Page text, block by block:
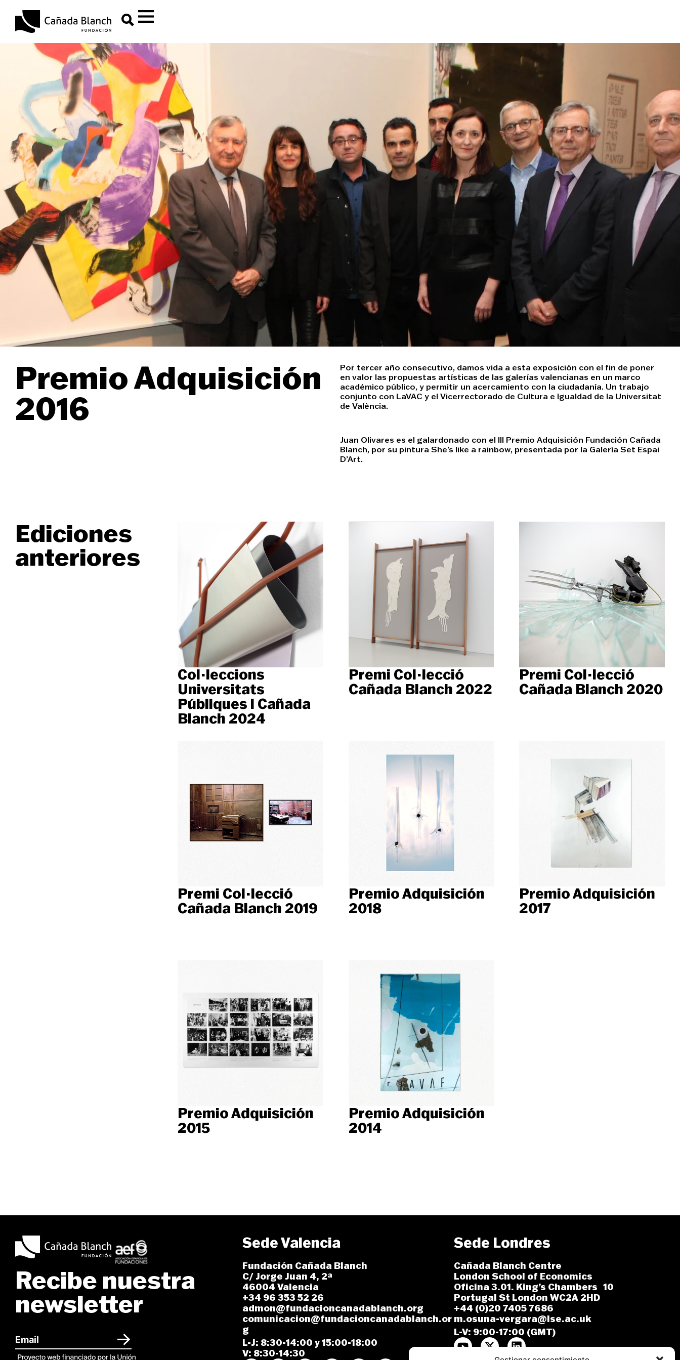
Premio Adquisición
2016
Por tercer año consecutivo, damos vida a esta exposición con el fin de poner
en valor las propuestas artísticas de las galerías valencianas en un marco
académico público, y permitir un acercamiento con la ciudadanía. Un trabajo
conjunto con LaVAC y el Vicerrectorado de Cultura e Igualdad de la Universitat
de València.
Juan Olivares es el galardonado con el III Premio Adquisición Fundación Cañada
Blanch, por su pintura She’s like a rainbow, presentada por la Galería Set Espai
D’Art.
Ediciones
anteriores
Col·leccions
Universitats
Públiques i Cañada
Blanch 2024
Premi Col·lecció
Cañada Blanch 2022
Premi Col·lecció
Cañada Blanch 2020
Premi Col·lecció
Cañada Blanch 2019
Premio Adquisición
2018
Premio Adquisición
2017
Premio Adquisición
2015
Premio Adquisición
2014
Recibe nuestra
newsletter
Sede Valencia
Fundación Cañada Blanch
C/ Jorge Juan 4, 2ª
46004 Valencia
+34 96 353 52 26
admon@fundacioncanadablanch.org
comunicacion@fundacioncanadablanch.or
g
L-J: 8:30-14:00 y 15:00-18:00
V: 8:30-14:30
Sede Londres
Cañada Blanch Centre
London School of Economics
Oficina 3.01. King’s Chambers 10
Portugal St London WC2A 2HD
+44 (0)20 7405 7686
m.osuna-vergara@lse.ac.uk
L-V: 9:00-17:00 (GMT)